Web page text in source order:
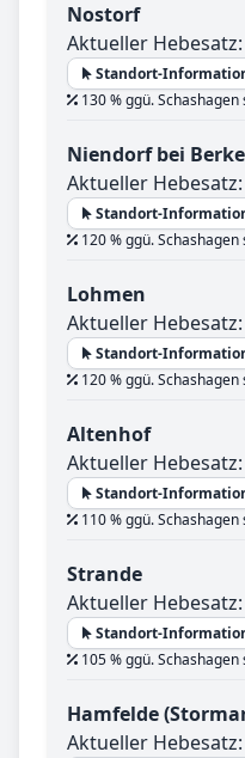
Nostorf
Aktueller Hebesatz:
Standort-
130 % ggü. Schashagen
Niendorf bei
Aktueller Hebesatz:
Standort-
120 % ggü. Schashagen
Lohmen
Aktueller Hebesatz:
Standort-
120 % ggü. Schashagen
Altenhof
Aktueller Hebesatz:
Standort-
110 % ggü. Schashagen
Strande
Aktueller Hebesatz:
Standort-
105 % ggü. Schashagen
Hamfelde
Aktueller Hebesatz: